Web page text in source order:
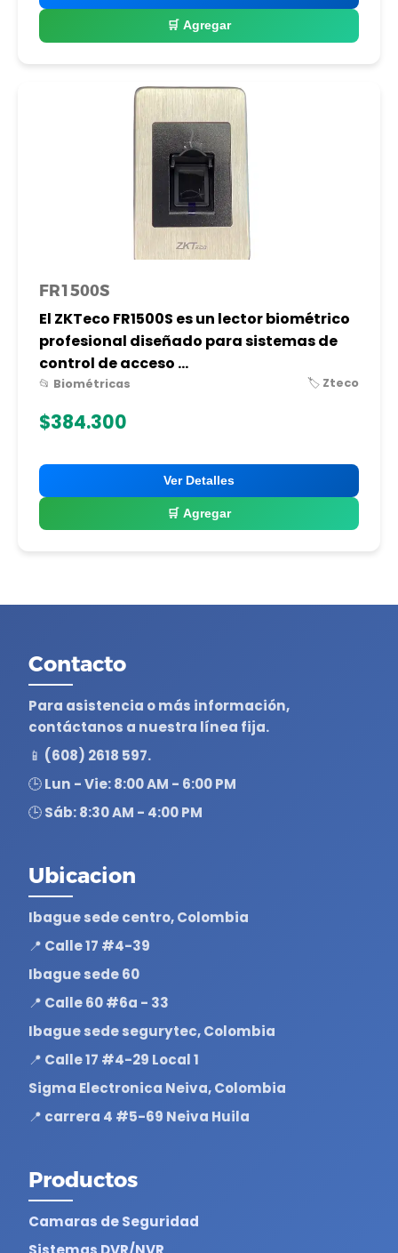
🛒 Agregar
FR1500S
El ZKTeco FR1500S es un lector biométrico
profesional diseñado para sistemas de
control de acceso ...
📂 Biométricas 🏷️ Zteco
$384.300
Ver Detalles
🛒 Agregar
Contacto
Para asistencia o más información,
contáctanos a nuestra línea fija.
📱 (608) 2618 597.
🕒 Lun - Vie: 8:00 AM - 6:00 PM
🕒 Sáb: 8:30 AM - 4:00 PM
Ubicacion
Ibague sede centro, Colombia
📍 Calle 17 #4-39
Ibague sede 60
📍 Calle 60 #6a - 33
Ibague sede segurytec, Colombia
📍 Calle 17 #4-29 Local 1
Sigma Electronica Neiva, Colombia
📍 carrera 4 #5-69 Neiva Huila
Productos
Camaras de Seguridad